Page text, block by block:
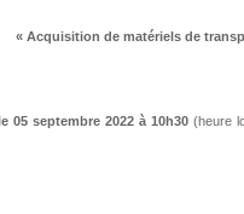
« Acquisition de matériels de
le 05 septembre 2022 à 10h30 (heure